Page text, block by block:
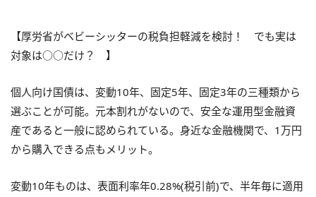
【厚労省がベビーシッターの税負担軽減を検討！ でも実は
対象は○○だけ？ 】
個人向け国債は、変動10年、固定5年、固定3年の三種類から
選ぶことが可能。元本割れがないので、安全な運用型金融資
産であると一般に認められている。身近な金融機関で、1万円
から購入できる点もメリット。
変動10年ものは、表面利率年0.28%(税引前)で、半年毎に適用